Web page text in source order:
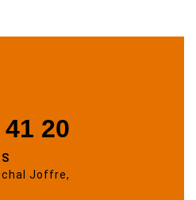
20
Joffre,